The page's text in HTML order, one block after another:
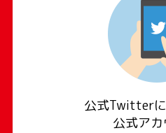
公式Twitter
公式ア